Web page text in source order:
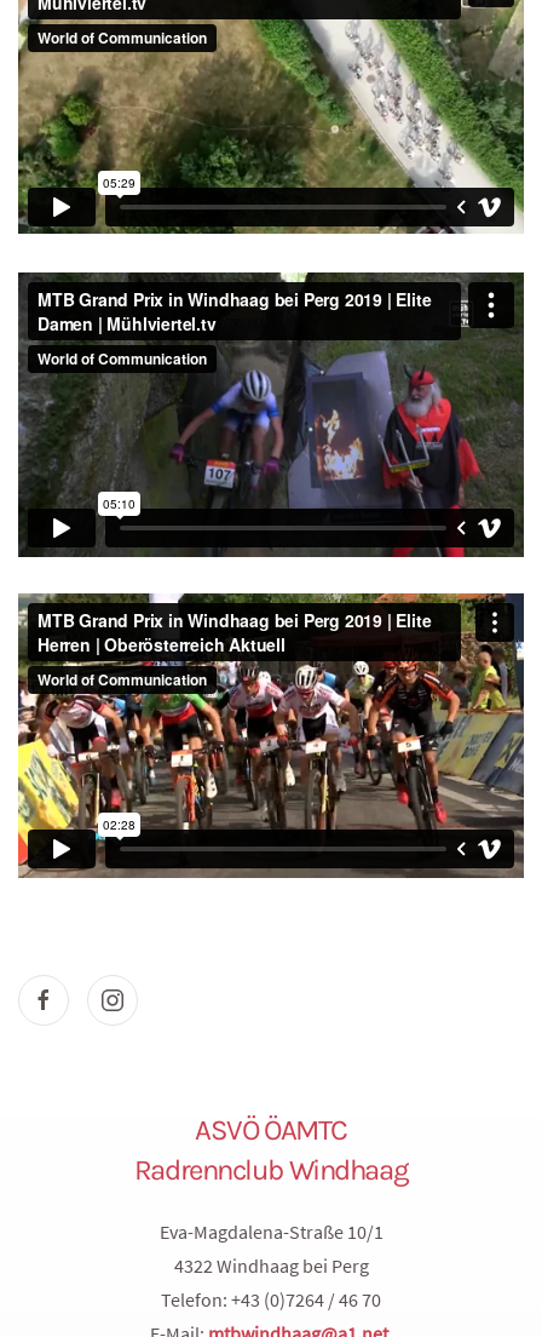
ASVÖ ÖAMTC
Radrennclub Windhaag
Eva-Magdalena-Straße 10/1
4322 Windhaag bei Perg
Telefon: +43 (0)7264 / 46 70